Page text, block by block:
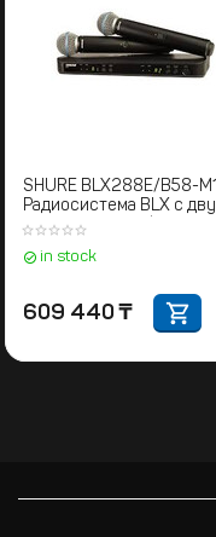
SHURE BLX288E/B58-
Радиосистема BLX с
ручными микрофонами
in stock
609 440 ₸